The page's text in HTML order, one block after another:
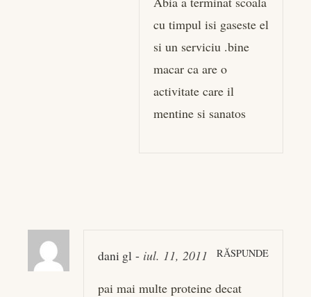
cu timpul isi gaseste el
si un serviciu .bine
macar ca are o
activitate care il
mentine si sanatos
dani gl - iul. 11, 2011 RĂSPUNDE
pai mai multe proteine decat